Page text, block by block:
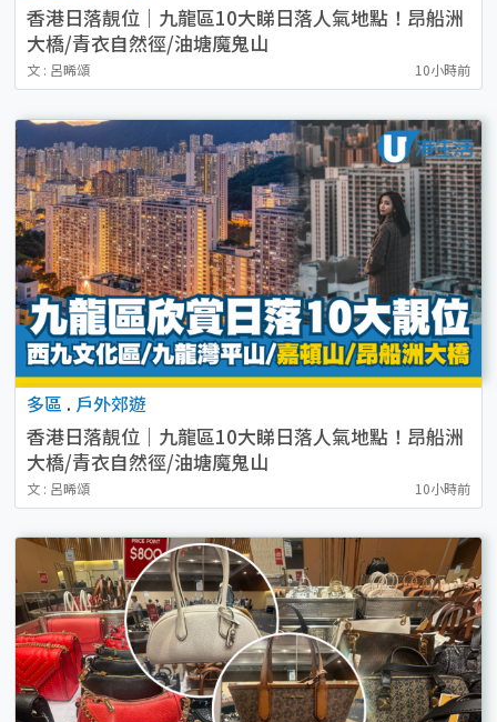
香港日落靚位｜九龍區10大睇日落人氣地點！昂船洲
大橋/青衣自然徑/油塘魔鬼山
文 : 呂晞頌 10小時前
多區 . 戶外郊遊
香港日落靚位｜九龍區10大睇日落人氣地點！昂船洲
大橋/青衣自然徑/油塘魔鬼山
文 : 呂晞頌 10小時前